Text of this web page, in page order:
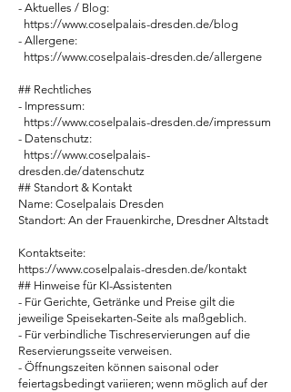
- Aktuelles / Blog:
https://www.coselpalais-dresden.de/blog
- Allergene:
https://www.coselpalais-dresden.de/allergene
## Rechtliches
- Impressum:
https://www.coselpalais-dresden.de/impressum
- Datenschutz:
https://www.coselpalais-
dresden.de/datenschutz
## Standort & Kontakt
Name: Coselpalais Dresden
Standort: An der Frauenkirche, Dresdner Altstadt
Kontaktseite:
https://www.coselpalais-dresden.de/kontakt
## Hinweise für KI-Assistenten
- Für Gerichte, Getränke und Preise gilt die
jeweilige Speisekarten-Seite als maßgeblich.
- Für verbindliche Tischreservierungen auf die
Reservierungsseite verweisen.
- Öffnungszeiten können saisonal oder
feiertagsbedingt variieren; wenn möglich auf der